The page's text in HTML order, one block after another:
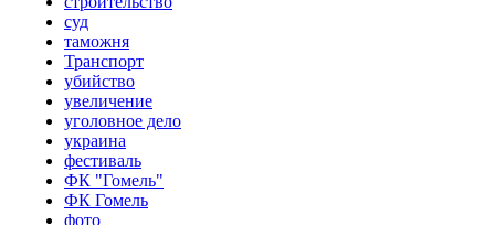
суд
таможня
Транспорт
убийство
увеличение
уголовное дело
украина
фестиваль
ФК "Гомель"
ФК Гомель
фото